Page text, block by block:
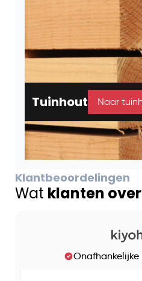
Tuinhout Naar
Klantbeoordelingen
Wat klanten